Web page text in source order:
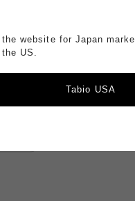
浜ジョイナス店
website for Japan
US.
Tabio USA